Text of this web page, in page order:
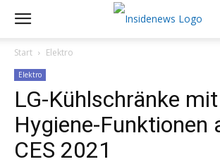
Start Elektro
Elektro
LG-Kühlschränke mit
Hygiene-Funktionen
CES 2021